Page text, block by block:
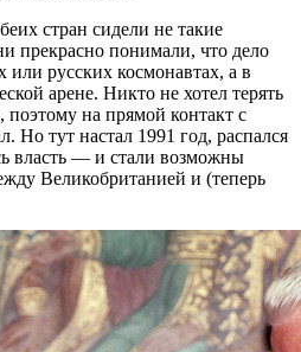
стран сидели не такие
прекрасно понимали, что дело
или русских космонавтах, а в
арене. Никто не хотел терять
на прямой контакт с
Но тут настал 1991 год, распался
власть — и стали возможны
Великобританией и (теперь